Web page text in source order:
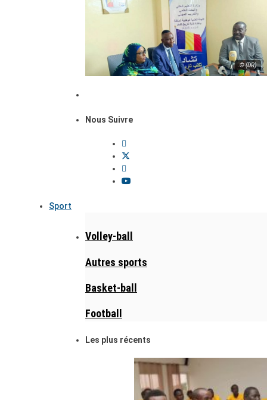
© (DR)
Nous Suivre
Sport
Volley-ball
Autres sports
Basket-ball
Football
Les plus récents